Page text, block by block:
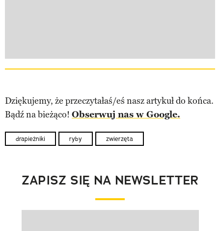
Dziękujemy, że przeczytałaś/eś nasz artykuł do końca.
Bądź na bieżąco! Obserwuj nas w Google.
drapieżniki ryby zwierzęta
ZAPISZ SIĘ NA NEWSLETTER